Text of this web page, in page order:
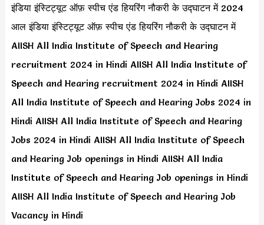
इंडिया इंस्टिट्यूट ऑफ़ स्पीच एंड हियरिंग नौकरी के उद्घाटन में 2024
आल इंडिया इंस्टिट्यूट ऑफ़ स्पीच एंड हियरिंग नौकरी के उद्घाटन में
AIISH All India Institute of Speech and Hearing
recruitment 2024 in Hindi AIISH All India Institute of
Speech and Hearing recruitment 2024 in Hindi AIISH
All India Institute of Speech and Hearing Jobs 2024 in
Hindi AIISH All India Institute of Speech and Hearing
Jobs 2024 in Hindi AIISH All India Institute of Speech
and Hearing Job openings in Hindi AIISH All India
Institute of Speech and Hearing Job openings in Hindi
AIISH All India Institute of Speech and Hearing Job
Vacancy in Hindi